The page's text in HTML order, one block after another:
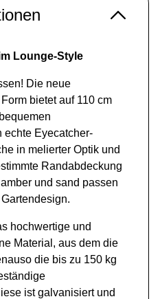
Lounge-Style
Die neue
bietet auf 110 cm
echte Eyecatcher-
in melierter Optik und
Randabdeckung
und sand passen
hochwertige und
Material, aus dem die
die bis zu 150 kg
ist galvanisiert und